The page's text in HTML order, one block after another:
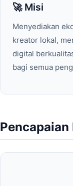
🚀 Misi
Menyediakan
kreator lokal,
digital
bagi semua
Pencapaian